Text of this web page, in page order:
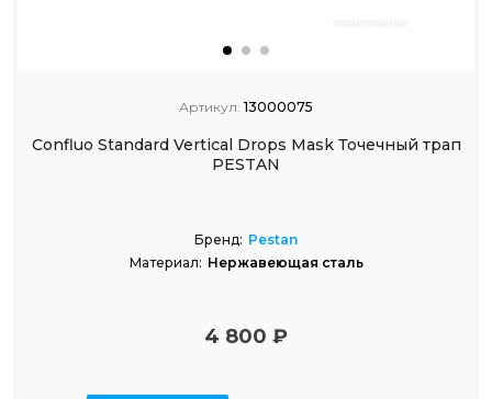
Артикул: 13000075
Confluo Standard Vertical Drops Mask Точечный трап
PESTAN
Бренд: Pestan
Материал: Нержавеющая сталь
4 800 ₽